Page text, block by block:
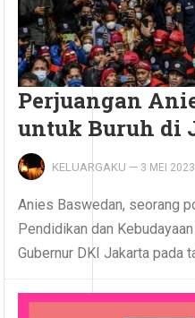
Perjuangan
untuk Buruh di
KELUARGAKU — 3 MEI 2023
Anies Baswedan, seorang
Pendidikan dan
Gubernur DKI Jakarta pada